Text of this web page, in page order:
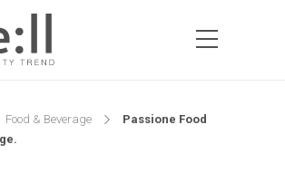
Food & Beverage
Passione Food